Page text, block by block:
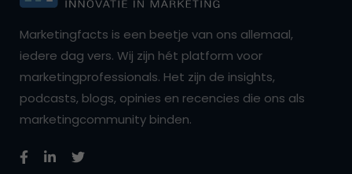
Marketingfacts is een beetje van ons allemaal,
iedere dag vers. Wij zijn hét platform voor
marketingprofessionals. Het zijn de insights,
podcasts, blogs, opinies en recencies die ons als
marketingcommunity binden.